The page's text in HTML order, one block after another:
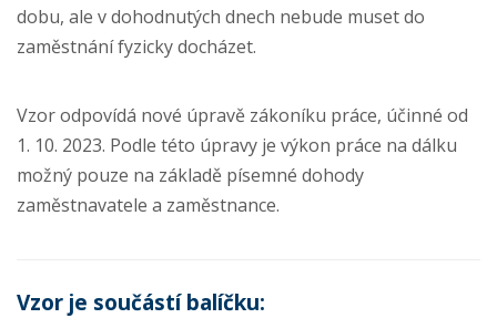
dobu, ale v dohodnutých dnech nebude muset do
zaměstnání fyzicky docházet.
Vzor odpovídá nové úpravě zákoníku práce, účinné od
1. 10. 2023. Podle této úpravy je výkon práce na dálku
možný pouze na základě písemné dohody
zaměstnavatele a zaměstnance.
Vzor je součástí balíčku: